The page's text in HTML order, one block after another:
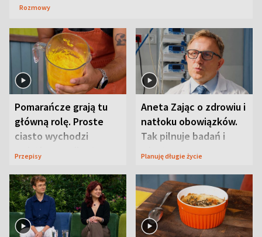
Rozmowy
Pomarańcze grają tu
główną rolę. Proste
ciasto wychodzi
wyjątkowo wilgotne
Przepisy
Aneta Zając o zdrowiu i
natłoku obowiązków.
Tak pilnuje badań i
wizyt
Planuję długie życie